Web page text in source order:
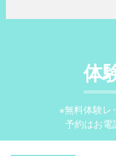
体
※無料体験レ
予約はお電